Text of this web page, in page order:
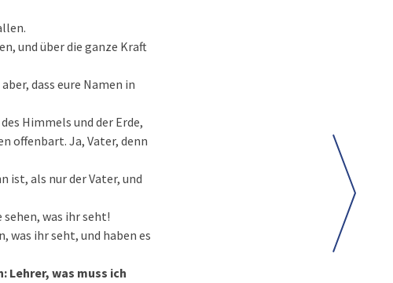
und über die ganze Kraft
dass eure Namen in
Himmels und der Erde,
offenbart. Ja, Vater, denn
ist, als nur der Vater, und
sehen, was ihr seht!
was ihr seht, und haben es
Lehrer, was muss ich